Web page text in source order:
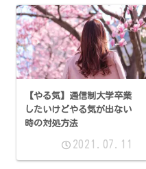
【やる気】通信制大学卒業
したいけどやる気が出ない
時の対処方法
2021.07.11